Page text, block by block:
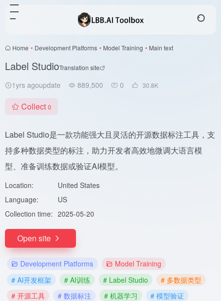
Home • Development Platforms • Model Training • Main text
Label StudioTranslation site
1yrs agoupdate 889,500 0 30.8K
Collect 0
Label Studio是一款功能强大且灵活的开源数据标注工具，支
持多种数据类型的标注，助力开发者高效地微调大语言模
型、准备训练数据或验证AI模型。
Location:
United States
Language:
US
Collection time: 2025-05-20
Open site
Development Platforms
Model Training
# AI开发框架
# AI训练 # Label Studio
# 多数据类型
# 开源工具
# 数据标注 # 机器学习
# 模型验证